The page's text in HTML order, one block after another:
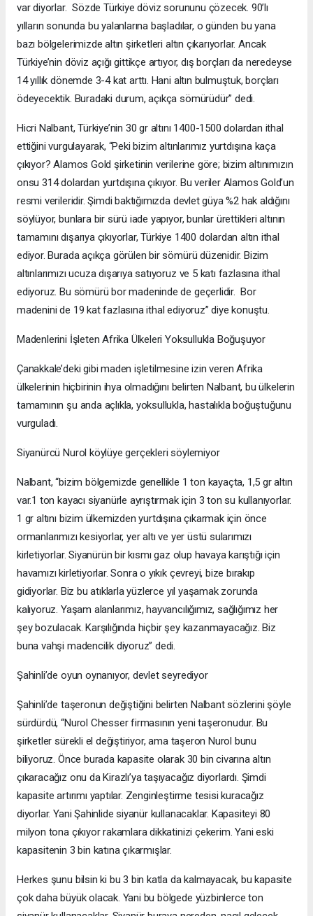
var diyorlar. Sözde Türkiye döviz sorununu çözecek. 90’lı
yılların sonunda bu yalanlarına başladılar, o günden bu yana
bazı bölgelerimizde altın şirketleri altın çıkarıyorlar. Ancak
Türkiye’nin döviz açığı gittikçe artıyor, dış borçları da neredeyse
14 yıllık dönemde 3-4 kat arttı. Hani altın bulmuştuk, borçları
ödeyecektik. Buradaki durum, açıkça sömürüdür” dedi.
Hicri Nalbant, Türkiye’nin 30 gr altını 1400-1500 dolardan ithal
ettiğini vurgulayarak, “Peki bizim altınlarımız yurtdışına kaça
çıkıyor? Alamos Gold şirketinin verilerine göre; bizim altınımızın
onsu 314 dolardan yurtdışına çıkıyor. Bu veriler Alamos Gold’un
resmi verileridir. Şimdi baktığımızda devlet güya %2 hak aldığını
söylüyor, bunlara bir sürü iade yapıyor, bunlar ürettikleri altının
tamamını dışarıya çıkıyorlar, Türkiye 1400 dolardan altın ithal
ediyor. Burada açıkça görülen bir sömürü düzenidir. Bizim
altınlarımızı ucuza dışarıya satıyoruz ve 5 katı fazlasına ithal
ediyoruz. Bu sömürü bor madeninde de geçerlidir. Bor
madenini de 19 kat fazlasına ithal ediyoruz” diye konuştu.
Madenlerini İşleten Afrika Ülkeleri Yoksullukla Boğuşuyor
Çanakkale’deki gibi maden işletilmesine izin veren Afrika
ülkelerinin hiçbirinin ihya olmadığını belirten Nalbant, bu ülkelerin
tamamının şu anda açlıkla, yoksullukla, hastalıkla boğuştuğunu
vurguladı.
Siyanürcü Nurol köylüye gerçekleri söylemiyor
Nalbant, “bizim bölgemizde genellikle 1 ton kayaçta, 1,5 gr altın
var.1 ton kayacı siyanürle ayrıştırmak için 3 ton su kullanıyorlar.
1 gr altını bizim ülkemizden yurtdışına çıkarmak için önce
ormanlarımızı kesiyorlar, yer altı ve yer üstü sularımızı
kirletiyorlar. Siyanürün bir kısmı gaz olup havaya karıştığı için
havamızı kirletiyorlar. Sonra o yıkık çevreyi, bize bırakıp
gidiyorlar. Biz bu atıklarla yüzlerce yıl yaşamak zorunda
kalıyoruz. Yaşam alanlarımız, hayvancılığımız, sağlığımız her
şey bozulacak. Karşılığında hiçbir şey kazanmayacağız. Biz
buna vahşi madencilik diyoruz” dedi.
Şahinli’de oyun oynanıyor, devlet seyrediyor
Şahinli’de taşeronun değiştiğini belirten Nalbant sözlerini şöyle
sürdürdü, “Nurol Chesser firmasının yeni taşeronudur. Bu
şirketler sürekli el değiştiriyor, ama taşeron Nurol bunu
biliyoruz. Önce burada kapasite olarak 30 bin civarına altın
çıkaracağız onu da Kirazlı’ya taşıyacağız diyorlardı. Şimdi
kapasite artırımı yaptılar. Zenginleştirme tesisi kuracağız
diyorlar. Yani Şahinlide siyanür kullanacaklar. Kapasiteyi 80
milyon tona çıkıyor rakamlara dikkatinizi çekerim. Yani eski
kapasitenin 3 bin katına çıkarmışlar.
Herkes şunu bilsin ki bu 3 bin katla da kalmayacak, bu kapasite
çok daha büyük olacak. Yani bu bölgede yüzbinlerce ton